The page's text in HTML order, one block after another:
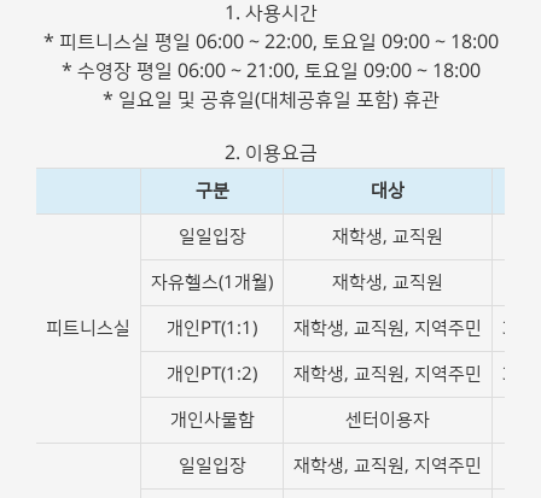
1. 사용시간
* 피트니스실 평일 06:00 ~ 22:00, 토요일 09:00 ~ 18:00
* 수영장 평일 06:00 ~ 21:00, 토요일 09:00 ~ 18:00
* 일요일 및 공휴일(대체공휴일 포함) 휴관
2. 이용요금
구분 대상
피트니스실
일일입장 재학생, 교직원
자유헬스(1개월) 재학생, 교직원
개인PT(1:1) 재학생, 교직원, 지역주민
개인PT(1:2) 재학생, 교직원, 지역주민
개인사물함 센터이용자
일일입장 재학생, 교직원, 지역주민